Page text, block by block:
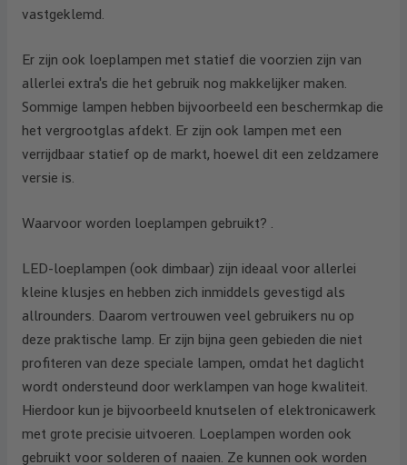
vastgeklemd.
Er zijn ook loeplampen met statief die voorzien zijn van
allerlei extra's die het gebruik nog makkelijker maken.
Sommige lampen hebben bijvoorbeeld een beschermkap die
het vergrootglas afdekt. Er zijn ook lampen met een
verrijdbaar statief op de markt, hoewel dit een zeldzamere
versie is.
Waarvoor worden loeplampen gebruikt? .
LED-loeplampen (ook dimbaar) zijn ideaal voor allerlei
kleine klusjes en hebben zich inmiddels gevestigd als
allrounders. Daarom vertrouwen veel gebruikers nu op
deze praktische lamp. Er zijn bijna geen gebieden die niet
profiteren van deze speciale lampen, omdat het daglicht
wordt ondersteund door werklampen van hoge kwaliteit.
Hierdoor kun je bijvoorbeeld knutselen of elektronicawerk
met grote precisie uitvoeren. Loeplampen worden ook
gebruikt voor solderen of naaien. Ze kunnen ook worden